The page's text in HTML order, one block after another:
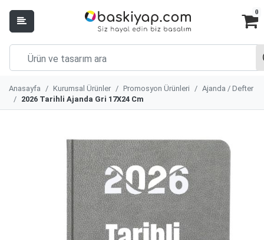
0
Anasayfa Kurumsal Ürünler Promosyon Ürünleri
Ajanda / Defter
2026 Tarihli Ajanda Gri 17X24 Cm